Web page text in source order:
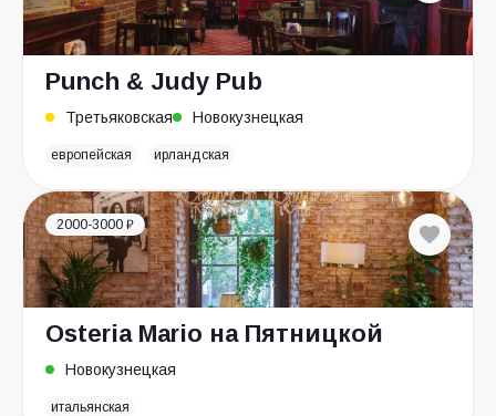
Punch & Judy Pub
Третьяковская Новокузнецкая
европейская ирландская
2000-3000 ₽
Osteria Mario на Пятницкой
Новокузнецкая
итальянская